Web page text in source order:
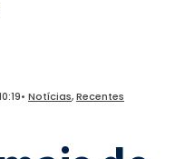
• Notícias,Recentes